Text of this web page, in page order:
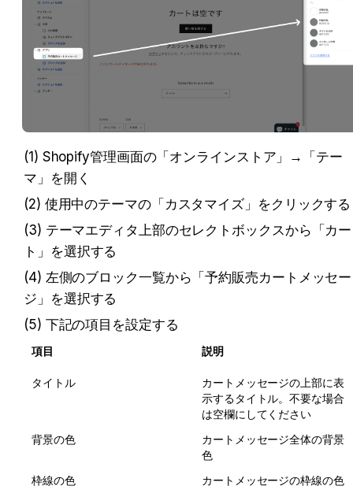
(1) Shopify管理画面の「オンラインストア」→「テー
マ」を開く
(2) 使用中のテーマの「カスタマイズ」をクリックする
(3) テーマエディタ上部のセレクトボックスから「カー
ト」を選択する
(4) 左側のブロック一覧から「予約販売カートメッセー
ジ」を選択する
(5) 下記の項目を設定する
項目 説明
タイトル
カートメッセージの上部に表
示するタイトル。不要な場合
は空欄にしてください
背景の色
カートメッセージ全体の背景
色
枠線の色
カートメッセージの枠線の色